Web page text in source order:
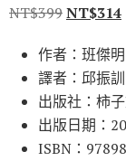
NT$399NT$314
作者：班傑
譯者：邱振訓
出版社：柿
出版日期：
ISBN：